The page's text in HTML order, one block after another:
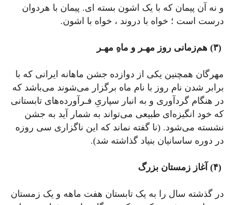
و نه آن پیمان که با یک اشون بسته ای. پیمان با هردوان
درست است ؛ خواه با دروند ، خواه با اشون.
(۳) هم‌زمانی روز مهـر و ماهِ مهـر
مهرگان همچنین یکی از دوازده جشن ماهانه ایرانی که با
برابر شدن نام روز با نام ماه برگزار می‌شوند می‌باشد که
در هنگام گردآوری و به انبار سپاریِ فـرآورده‌های تابستانی
که خود انگیزه‌ای طبیعی می‌تواند به شمار آید به جشن
نشسته می‌شود. (نا گفته نماند که این ناگزاری سی روزه
در دوره ساسانیان بنیاد گذاشته شد).
(۴) آغاز زمستان بزرگ
در گذشته سال را به یک تابستان هفت ماهه و یک زمستان